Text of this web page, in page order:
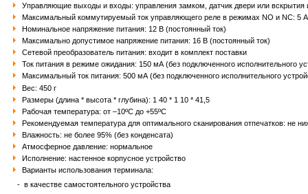
Управляющие выходы и входы: управления замком, датчик двери или вскрытия
Максимальный коммутируемый ток управляющего реле в режимах NO и NC: 5 А
Номинальное напряжение питания: 12 В (постоянный ток)
Максимально допустимое напряжение питания: 16 В (постоянный ток)
Сетевой преобразователь питания: входит в комплект поставки
Ток питания в режиме ожидания: 150 мА (без подключенного исполнительного
Максимальный ток питания: 500 мА (без подключенного исполнительного
Вес: 450 г
Размеры (длина * высота * глубина): 1 40 * 1 10 * 41,5
Рабочая температура: от –10ºС до +55ºС
Рекомендуемая температура для оптимального сканирования отпечатков: не
Влажность: не более 95% (без конденсата)
Атмосферное давление: нормальное
Исполнение: настенное корпусное устройство
Варианты использования терминала:
- в качестве самостоятельного устройства